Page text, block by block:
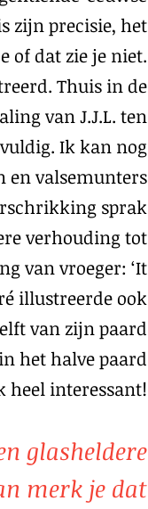
zijn precisie, het
of dat zie je niet.
Thuis in de
van J.J.L. ten
Ik kan nog
en valsemunters
sprak
verhouding tot
van vroeger: ‘It
illustreerde ook
van zijn paard
het halve paard
heel interessant!
glasheldere
merk je dat